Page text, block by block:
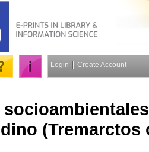
Login Create Account